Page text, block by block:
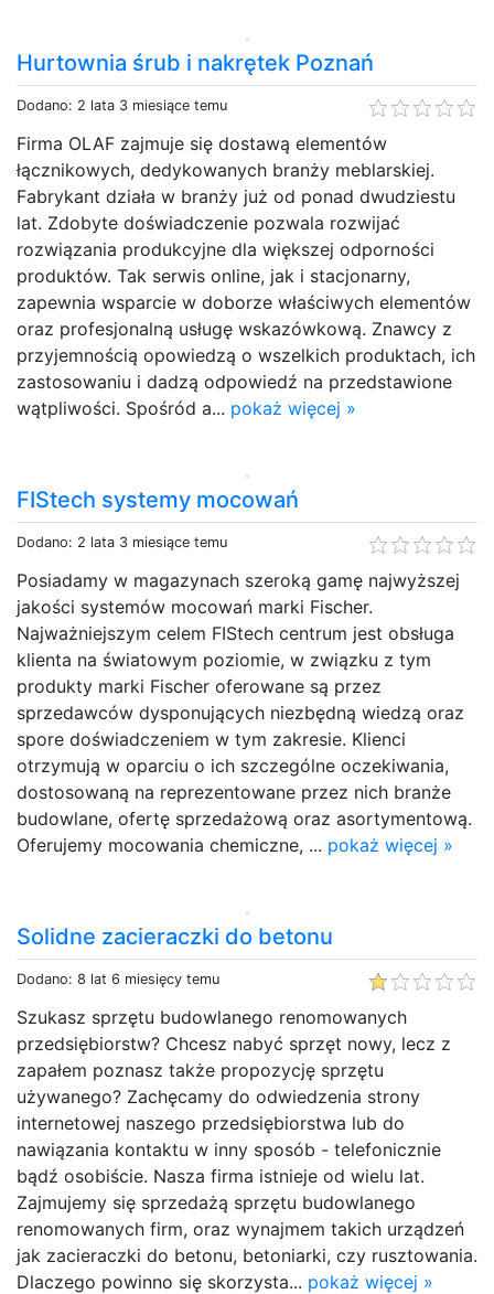
Hurtownia śrub i nakrętek Poznań
Dodano: 2 lata 3 miesiące temu
Firma OLAF zajmuje się dostawą elementów
łącznikowych, dedykowanych branży meblarskiej.
Fabrykant działa w branży już od ponad dwudziestu
lat. Zdobyte doświadczenie pozwala rozwijać
rozwiązania produkcyjne dla większej odporności
produktów. Tak serwis online, jak i stacjonarny,
zapewnia wsparcie w doborze właściwych elementów
oraz profesjonalną usługę wskazówkową. Znawcy z
przyjemnością opowiedzą o wszelkich produktach, ich
zastosowaniu i dadzą odpowiedź na przedstawione
wątpliwości. Spośród a... pokaż więcej »
FIStech systemy mocowań
Dodano: 2 lata 3 miesiące temu
Posiadamy w magazynach szeroką gamę najwyższej
jakości systemów mocowań marki Fischer.
Najważniejszym celem FIStech centrum jest obsługa
klienta na światowym poziomie, w związku z tym
produkty marki Fischer oferowane są przez
sprzedawców dysponujących niezbędną wiedzą oraz
spore doświadczeniem w tym zakresie. Klienci
otrzymują w oparciu o ich szczególne oczekiwania,
dostosowaną na reprezentowane przez nich branże
budowlane, ofertę sprzedażową oraz asortymentową.
Oferujemy mocowania chemiczne, ... pokaż więcej »
Solidne zacieraczki do betonu
Dodano: 8 lat 6 miesięcy temu
Szukasz sprzętu budowlanego renomowanych
przedsiębiorstw? Chcesz nabyć sprzęt nowy, lecz z
zapałem poznasz także propozycję sprzętu
używanego? Zachęcamy do odwiedzenia strony
internetowej naszego przedsiębiorstwa lub do
nawiązania kontaktu w inny sposób - telefonicznie
bądź osobiście. Nasza firma istnieje od wielu lat.
Zajmujemy się sprzedażą sprzętu budowlanego
renomowanych firm, oraz wynajmem takich urządzeń
jak zacieraczki do betonu, betoniarki, czy rusztowania.
Dlaczego powinno się skorzysta... pokaż więcej »